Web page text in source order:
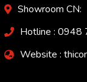
Showroom CN:
Hotline : 0948
Website :